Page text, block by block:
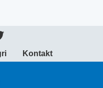
Kontakt